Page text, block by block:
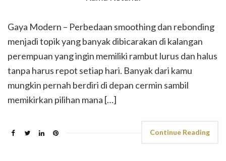
Gaya Modern – Perbedaan smoothing dan rebonding
menjadi topik yang banyak dibicarakan di kalangan
perempuan yang ingin memiliki rambut lurus dan halus
tanpa harus repot setiap hari. Banyak dari kamu
mungkin pernah berdiri di depan cermin sambil
memikirkan pilihan mana […]
Continue Reading